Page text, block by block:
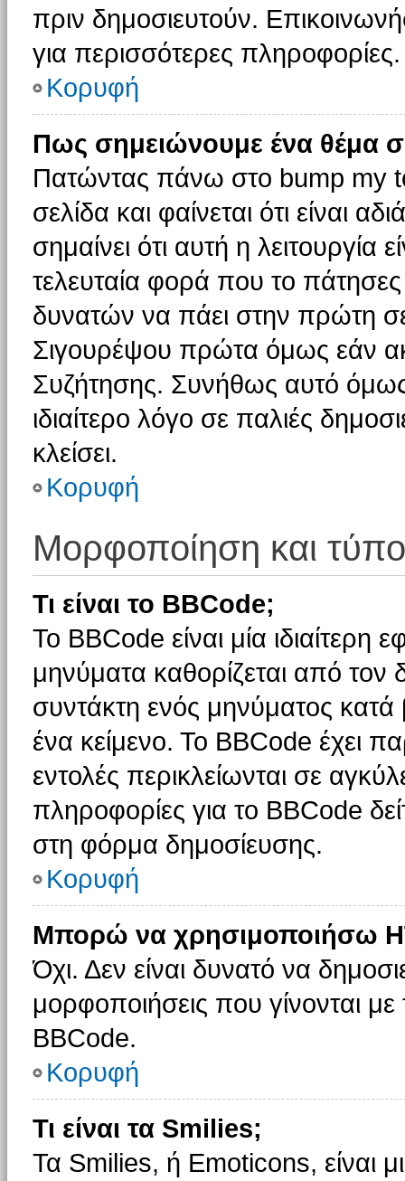
πριν δημοσιευτούν.
για περισσότερες πληροφορίες.
Κορυφή
Πως σημειώνουμε ένα θέμα
Πατώντας πάνω στο bump my
σελίδα και φαίνεται ότι είναι
σημαίνει ότι αυτή η λειτουργία
τελευταία φορά που το πάτησες
δυνατών να πάει στην πρώτη
Σιγουρέψου πρώτα όμως εάν
Συζήτησης. Συνήθως αυτό όμως
ιδιαίτερο λόγο σε παλιές
κλείσει.
Κορυφή
Μορφοποίηση και
Τι είναι το BBCode;
Το BBCode είναι μία
μηνύματα καθορίζεται από τον
συντάκτη ενός μηνύματος
ένα κείμενο. Το BBCode έχει
εντολές περικλείωνται σε
πληροφορίες για το BBCode
στη φόρμα δημοσίευσης.
Κορυφή
Μπορώ να χρησιμοποιήσω
Όχι. Δεν είναι δυνατό να
μορφοποιήσεις που γίνονται
BBCode.
Κορυφή
Τι είναι τα Smilies;
Τα Smilies, ή Emoticons, είναι